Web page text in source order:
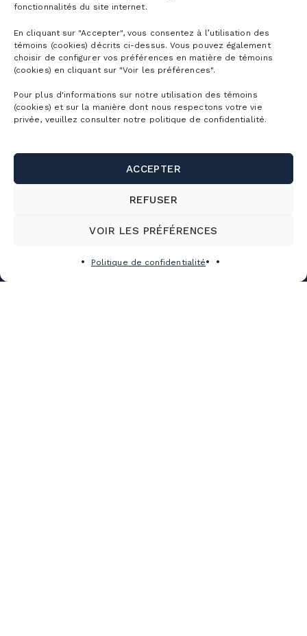
fonctionnalités du site internet.
En cliquant sur "Accepter", vous consentez à l’utilisation des
témoins (cookies) décrits ci-dessus. Vous pouvez également
choisir de configurer vos préférences en matière de témoins
(cookies) en cliquant sur "Voir les préférences".
Pour plus d'informations sur notre utilisation des témoins
(cookies) et sur la manière dont nous respectons votre vie
privée, veuillez consulter notre politique de confidentialité.
ACCEPTER
REFUSER
VOIR LES PRÉFÉRENCES
Politique de confidentialité